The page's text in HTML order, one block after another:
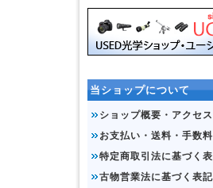
当ショップについて
ショップ概要・アクセス
お支払い・送料・手数
特定商取引法に基づく
古物営業法に基づく表記